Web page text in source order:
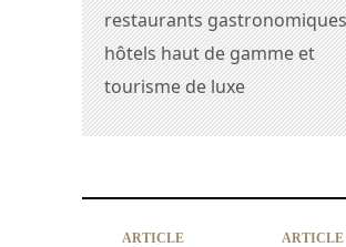
restaurants
hôtels haut de gamme et
tourisme de luxe
ARTICLE
ARTICLE